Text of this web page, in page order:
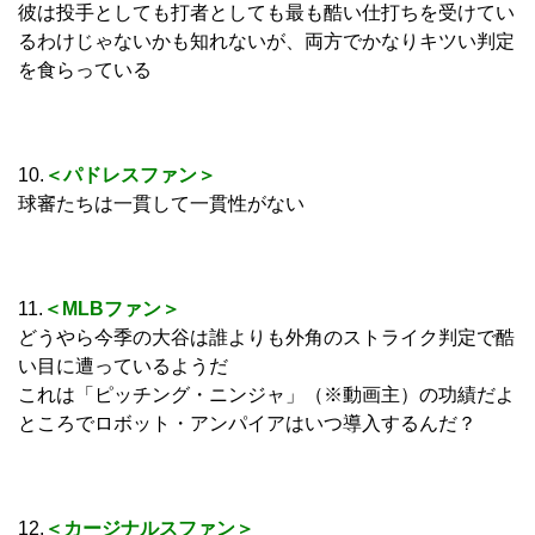
彼は投手としても打者としても最も酷い仕打ちを受けてい
るわけじゃないかも知れないが、両方でかなりキツい判定
を食らっている
10. ＜パドレスファン＞
球審たちは一貫して一貫性がない
11. ＜MLBファン＞
どうやら今季の大谷は誰よりも外角のストライク判定で酷
い目に遭っているようだ
これは「ピッチング・ニンジャ」（※動画主）の功績だよ
ところでロボット・アンパイアはいつ導入するんだ？
12. ＜カージナルスファン＞